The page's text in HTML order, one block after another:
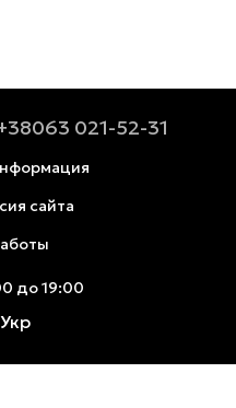
021-52-31
сайта
до 19:00
Укр